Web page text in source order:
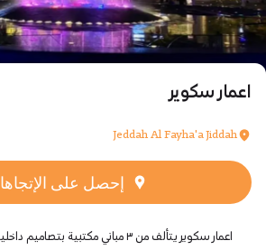
اعمار سكوير
Jeddah Al Fayha'a Jiddah
إحصل على
اعمار سكوير يتألف من ٣ مباني مكتبية